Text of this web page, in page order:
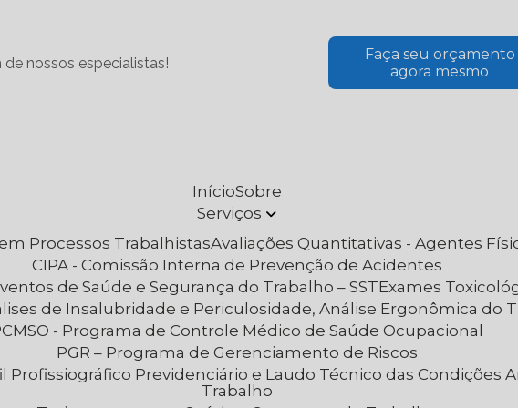
nossos especialistas!
Faça seu orçamento
agora mesmo
Início Sobre
Serviços
Processos Trabalhistas
Avaliações Quantitativas - Agentes
CIPA - Comissão Interna de Prevenção de Acidentes
de Saúde e Segurança do Trabalho – SST Exames
de Insalubridade e Periculosidade, Análise Ergonômica do
PCMSO - Programa de Controle Médico de Saúde Ocupacional
PGR – Programa de Gerenciamento de Riscos
Trabalho